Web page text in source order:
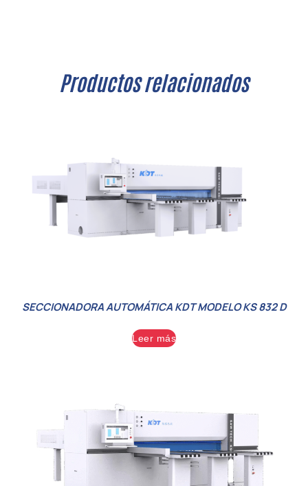
Productos relacionados
SECCIONADORA AUTOMÁTICA KDT MODELO KS 832 D
Leer más